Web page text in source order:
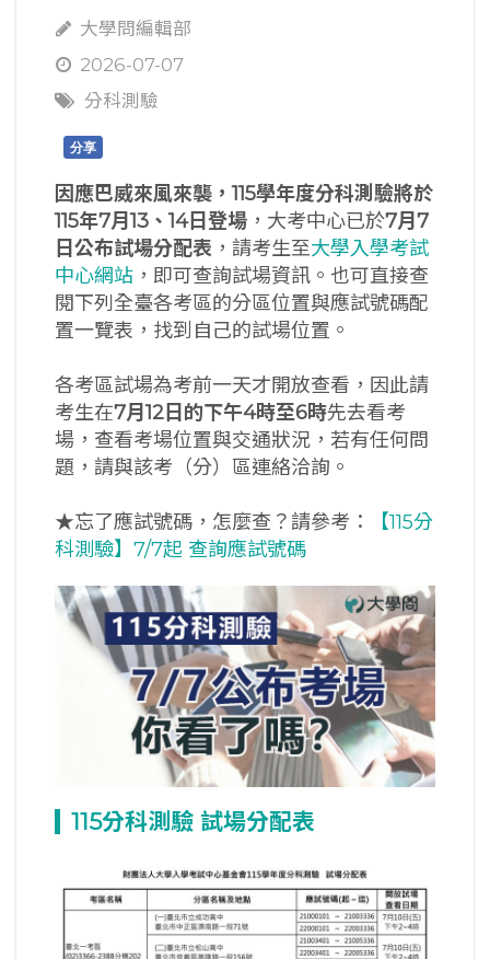
大學問編輯部
2026-07-07
分科測驗
分享
因應巴威來風來襲，115學年度分科測驗將於
115年7月13、14日登場 ，大考中心已於7月7
日公布試場分配表 ，請考生至大學入學考試
中心網站 ，即可查詢試場資訊。也可直接查
閱下列全臺各考區的分區位置與應試號碼配
置一覽表，找到自己的試場位置。
各考區試場為考前一天才開放查看，因此請
考生在7月12 日的下午4時至6時先去看考
場，查看考場位置與交通狀況，若有任何問
題，請與該考（分）區連絡洽詢。
★忘了應試號碼，怎麼查？請參考：
【115分
科測驗】7/7起 查詢應試號碼
115分科測驗 試場分配表